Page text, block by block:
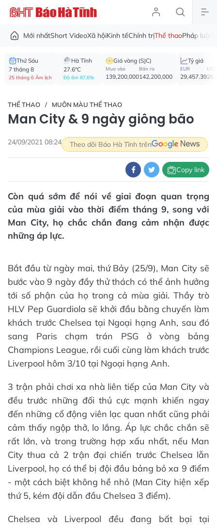
Mới nhấtShort VideoXã hộiKinh tếChính trịThể thaoPháp luật
Thứ Sáu
7 tháng 8
25 tháng 6 Âm lịch
Hà Tĩnh
27.6°C
Độ ẩm 87.6%
Giá vàng (SJC)
Mua vào
139,200,000
Bán ra
142,200,000
Tỷ giá
EUR
29,457.39
USD
THỂ THAO MUÔN MÀU THỂ THAO
Man City & 9 ngày giông bão
24/09/2021 08:24 Theo dõi Báo Hà Tĩnh trên
Copy link
Còn quá sớm để nói về giai đoạn quan trọng
của mùa giải vào thời điểm tháng 9, song với
Man City, họ chắc chắn đang cảm nhận được
những áp lực.
Bắt đầu từ ngày mai, thứ Bảy (25/9), Man City sẽ
bước vào 9 ngày đầy thử thách có thể ảnh hưởng
tới số phận của họ trong cả mùa giải. Thầy trò
HLV Pep Guardiola sẽ khởi đầu bằng chuyến làm
khách trước Chelsea tại Ngoại hạng Anh, sau đó
sang Paris chạm trán PSG ở vòng bảng
Champions League, rồi cuối cùng làm khách trước
Liverpool hôm 3/10 tại Ngoại hạng Anh.
3 trận phải chơi xa nhà liên tiếp của Man City và
đều trước những đối thủ cực mạnh khiến ngay
đến những cổ động viên lạc quan nhất cũng phải
cảm thấy ngộp thở, lo lắng. Áp lực chắc chắn sẽ
rất lớn, và trong trường hợp xấu nhất, nếu Man
City thua cả 2 trận đại chiến trước Chelsea lẫn
Liverpool, họ có thể bị đội đầu bảng bỏ xa 9 điểm
- một cách biệt không hề nhỏ (Man City hiện xếp
thứ 5, kém đội dẫn đầu Chelsea 3 điểm).
Chelsea và Liverpool đều đang bất bại tại